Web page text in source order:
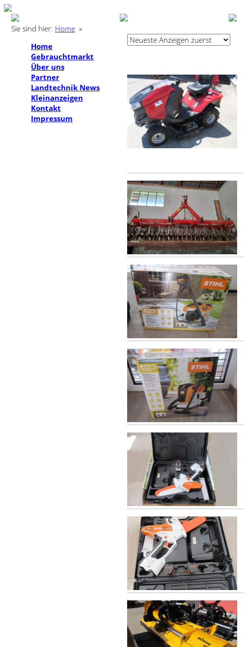
Sie sind hier: Home »
Home
Gebrauchtmarkt
Über uns
Partner
Landtechnik News
Kleinanzeigen
Kontakt
Impressum